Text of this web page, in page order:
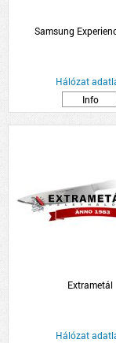
Samsung
Hálózat
Info
Extrametál
Hálózat